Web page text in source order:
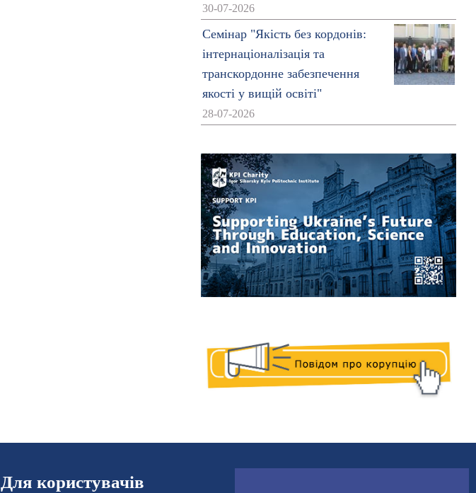
30-07-2026
Семінар "Якість без кордонів:
інтернаціоналізація та
транскордонне забезпечення
якості у вищій освіті"
28-07-2026
Для користувачів